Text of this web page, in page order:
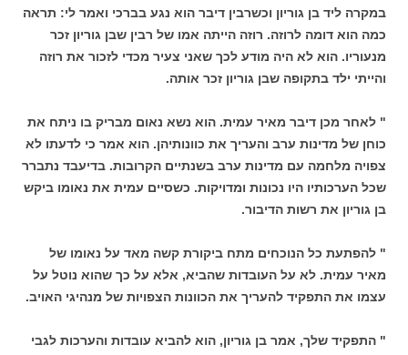
במקרה ליד בן גוריון וכשרבין דיבר הוא נגע בברכי ואמר לי: תראה
כמה הוא דומה לרוזה. רוזה הייתה אמו של רבין שבן גוריון זכר
מנעוריו. הוא לא היה מודע לכך שאני צעיר מכדי לזכור את רוזה
והייתי ילד בתקופה שבן גוריון זכר אותה.
" לאחר מכן דיבר מאיר עמית. הוא נשא נאום מבריק בו ניתח את
כוחן של מדינות ערב והעריך את כוונותיהן. הוא אמר כי לדעתו לא
צפויה מלחמה עם מדינות ערב בשנתיים הקרובות. בדיעבד נתברר
שכל הערכותיו היו נכונות ומדויקות. כשסיים עמית את נאומו ביקש
בן גוריון את רשות הדיבור.
" להפתעת כל הנוכחים מתח ביקורת קשה מאד על נאומו של
מאיר עמית. לא על העובדות שהביא, אלא על כך שהוא נוטל על
עצמו את התפקיד להעריך את הכוונות הצפויות של מנהיגי האויב.
" התפקיד שלך, אמר בן גוריון, הוא להביא עובדות והערכות לגבי